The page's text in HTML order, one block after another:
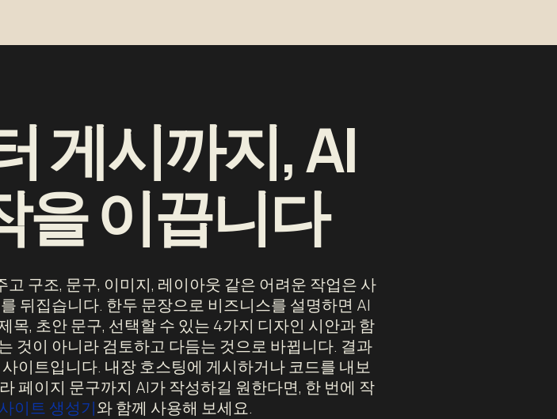
게시까지, AI
을 이끕니다
구조, 문구, 이미지, 레이아웃 같은 어려운 작업은 사
뒤집습니다. 한두 문장으로 비즈니스를 설명하면 AI
목, 초안 문구, 선택할 수 있는 4가지 디자인 시안과 함
것이 아니라 검토하고 다듬는 것으로 바뀝니다. 결과
이트입니다. 내장 호스팅에 게시하거나 코드를 내보
페이지 문구까지 AI가 작성하길 원한다면, 한 번에 작
이트 생성기와 함께 사용해 보세요.